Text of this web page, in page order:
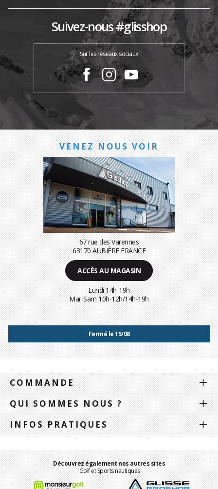
Suivez-nous #glisshop
Sur les réseaux sociaux
VENEZ NOUS VOIR
67 rue des Varennes
63170 AUBIÈRE FRANCE
ACCÈS AU MAGASIN
Lundi 14h-19h
Mar-Sam 10h-12h/14h-19h
Fermé le 15/08
COMMANDE
QUI SOMMES NOUS ?
INFOS PRATIQUES
Découvrez également nos autres sites
Golf et Sports nautiques